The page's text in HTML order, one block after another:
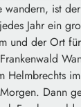
ist
Jahr ein
und der Ort
Helmbrechts
Dann